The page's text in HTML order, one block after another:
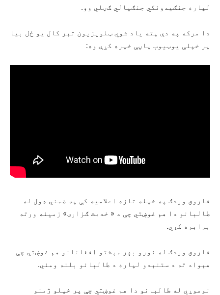
لپاره جنګیدونکي جنګیالي ګڼلي وو.
دا مرکه په دې پته ياد شوي ټلويزيون تېر کال يو ځل بيا
پر خپلې یوټیوب پاڼې خپره کړې وه:
فاروق وردګ په خپله تازه اعلامیه کې په ضمني ډول له
طالبانو دا هم غوښتي چې د « خدمت ګزارۍ» زمینه ورته
برابره کړي.
فاروق وردګ له نورو بهر مېشتو افغانانو هم غوښتي چې
هېواد ته د ستنېدو لپاره د طالبانو بلنه ومني.
نوموړي له طالبانو دا هم غوښتي چې پر خپلو ژمنو